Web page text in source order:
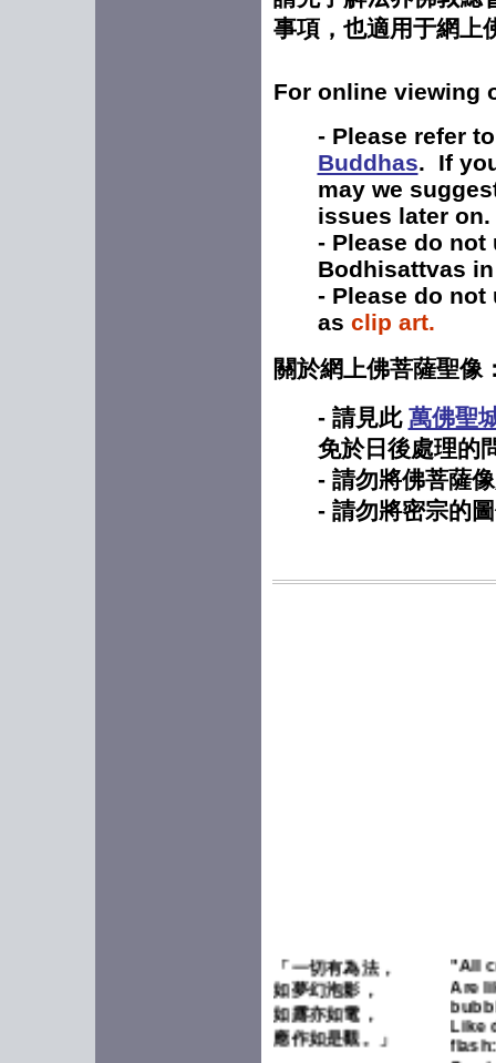
事項，也適用于網上
For online viewing
- Please refer
Buddhas. If
may we
issues later on.
- Please do not
Bodhisattvas
- Please do
as clip art.
關於網上佛菩薩聖像
- 請見此 萬佛聖
免於日後處理的
- 請勿將佛菩薩
- 請勿將密宗的
如夢幻泡影，
如露亦如電，
應作如是觀。」
Are
Like
flash: